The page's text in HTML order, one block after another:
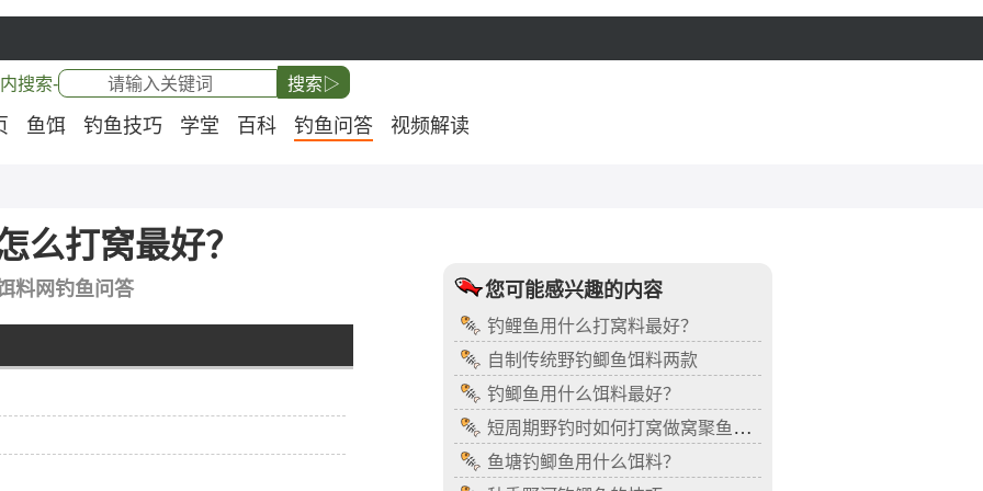
搜索- 搜索▷
鱼饵 钓鱼技巧 学堂 百科 钓鱼问答 视频解读
么打窝最好？
料网钓鱼问答 您可能感兴趣的内容
钓鲤鱼用什么打窝料最好？
自制传统野钓鲫鱼饵料两款
钓鲫鱼用什么饵料最好？
短周期野钓时如何打窝做窝聚鱼的效果最好
鱼塘钓鲫鱼用什么饵料？